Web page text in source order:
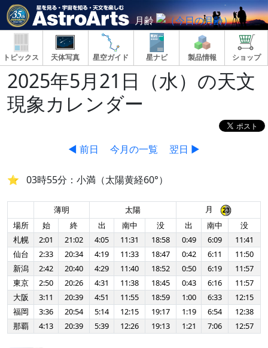
月齢
トピックス 天体写真 星空ガイド 星ナビ 製品情報 ショップ
2025年5月21日（水）の天文
現象カレンダー
◀ 前日 今月の一覧 翌日 ▶
03時55分：小満（太陽黄経60°）
薄明 太陽
月
場所
始 終 出 南中 没 出 南中
没
札幌
2:01 21:02 4:05 11:31 18:58 0:49 6:09
11:41
仙台
2:33 20:34 4:19 11:33 18:47 0:42 6:11
11:50
新潟
2:42 20:40 4:29 11:40 18:52 0:50 6:19
11:57
東京
2:50 20:26 4:31 11:38 18:45 0:43 6:16
11:57
大阪
3:11 20:39 4:51 11:55 18:59 1:00 6:33
12:15
福岡
3:36 20:54 5:14 12:15 19:17 1:19 6:54
12:38
那覇
4:13 20:39 5:39 12:26 19:13 1:21 7:06 12:57